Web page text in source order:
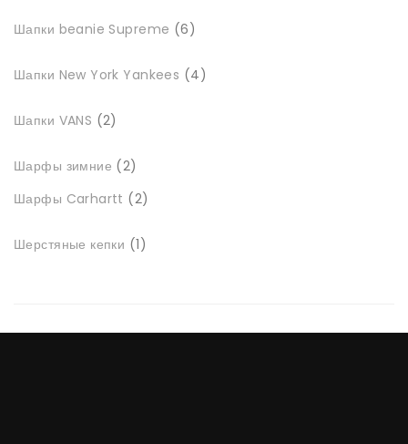
Шапки beanie Supreme 6товарів
Шапки New York Yankees 4товари
Шапки VANS 2товари
Шарфы зимние 2товари
Шарфы Carhartt
22
Шерстяные кепки
1товар